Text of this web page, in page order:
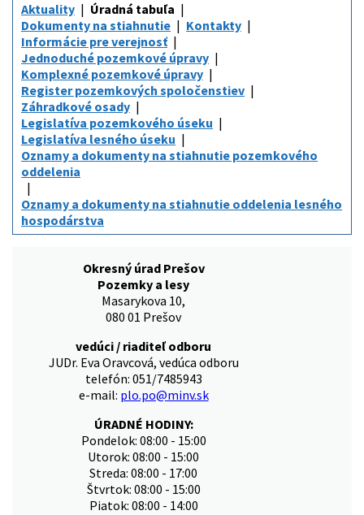
Aktuality
Úradná tabuľa
Dokumenty na stiahnutie
Kontakty
Informácie pre verejnosť
Jednoduché pozemkové úpravy
Komplexné pozemkové úpravy
Register pozemkových spoločenstiev
Záhradkové osady
Legislatíva pozemkového úseku
Legislatíva lesného úseku
Oznamy a dokumenty na stiahnutie pozemkového
oddelenia
Oznamy a dokumenty na stiahnutie oddelenia lesného
hospodárstva
Okresný úrad Prešov
Pozemky a lesy
Masarykova 10,
080 01 Prešov
vedúci / riaditeľ odboru
JUDr. Eva Oravcová, vedúca odboru
telefón: 051/7485943
e-mail: plo.po@minv.sk
ÚRADNÉ HODINY:
Pondelok: 08:00 - 15:00
Utorok: 08:00 - 15:00
Streda: 08:00 - 17:00
Štvrtok: 08:00 - 15:00
Piatok: 08:00 - 14:00